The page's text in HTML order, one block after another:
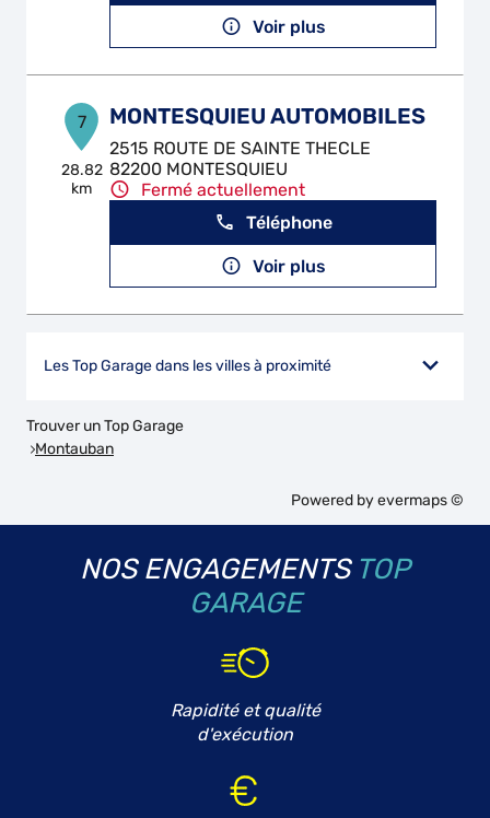
Voir plus
7
28.82
km
MONTESQUIEU AUTOMOBILES
2515 ROUTE DE SAINTE THECLE
82200 MONTESQUIEU
Fermé actuellement
Téléphone
Voir plus
Les Top Garage dans les villes à proximité
Trouver un Top Garage
Montauban
Powered byevermaps ©
NOS ENGAGEMENTS TOP
GARAGE
Rapidité et qualité
d'exécution